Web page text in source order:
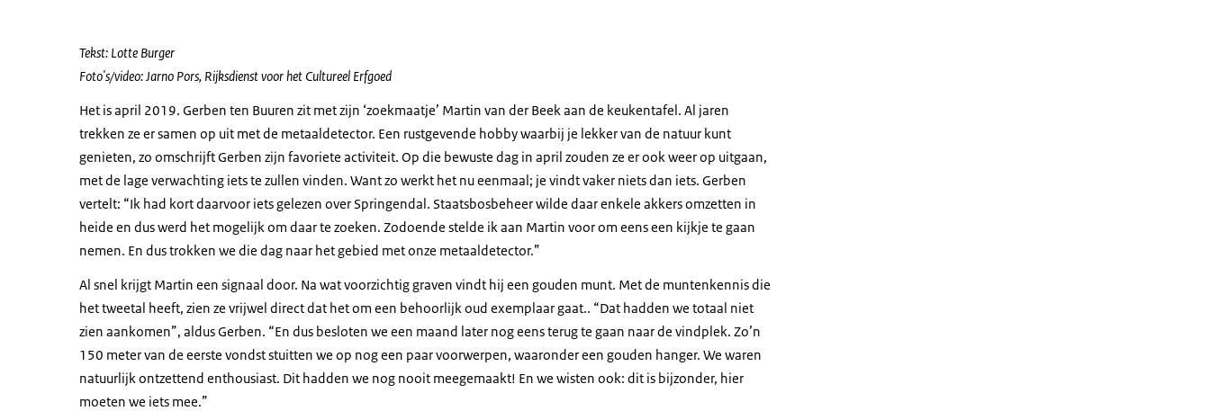
Tekst: Lotte Burger
Foto's/video: Jarno Pors, Rijksdienst voor het Cultureel Erfgoed
Het is april 2019. Gerben ten Buuren zit met zijn ‘zoekmaatje’ Martin van der Beek aan de keukentafel. Al jaren
trekken ze er samen op uit met de metaaldetector. Een rustgevende hobby waarbij je lekker van de natuur kunt
genieten, zo omschrijft Gerben zijn favoriete activiteit. Op die bewuste dag in april zouden ze er ook weer op uitgaan,
met de lage verwachting iets te zullen vinden. Want zo werkt het nu eenmaal; je vindt vaker niets dan iets. Gerben
vertelt: “Ik had kort daarvoor iets gelezen over Springendal. Staatsbosbeheer wilde daar enkele akkers omzetten in
heide en dus werd het mogelijk om daar te zoeken. Zodoende stelde ik aan Martin voor om eens een kijkje te gaan
nemen. En dus trokken we die dag naar het gebied met onze metaaldetector.”
Al snel krijgt Martin een signaal door. Na wat voorzichtig graven vindt hij een gouden munt. Met de muntenkennis die
het tweetal heeft, zien ze vrijwel direct dat het om een behoorlijk oud exemplaar gaat.. “Dat hadden we totaal niet
zien aankomen”, aldus Gerben. “En dus besloten we een maand later nog eens terug te gaan naar de vindplek. Zo’n
150 meter van de eerste vondst stuitten we op nog een paar voorwerpen, waaronder een gouden hanger. We waren
natuurlijk ontzettend enthousiast. Dit hadden we nog nooit meegemaakt! En we wisten ook: dit is bijzonder, hier
moeten we iets mee.”